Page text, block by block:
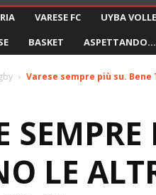
VARESE FC UYBA
BASKET ASPETTANDO…
Varese sempre più su.
LE